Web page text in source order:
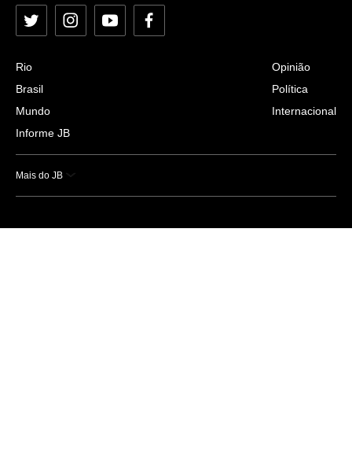
Twitter InstagramYouTubeFacebook
Rio
Brasil
Mundo
Informe JB
Opinião
Política
Internacional
Mais do JB
Esportes